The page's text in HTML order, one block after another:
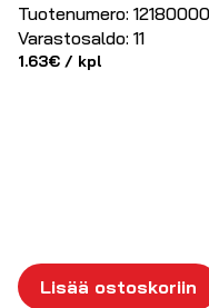
Tuotenumero:
Varastosaldo: 11
1.63€ / kpl
Lisää ostoskoriin